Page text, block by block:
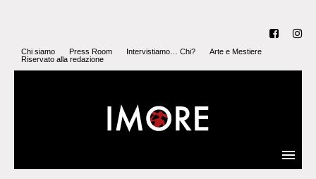
Chi siamo Press Room Intervistiamo… Chi?
Arte e Mestiere
Riservato alla redazione